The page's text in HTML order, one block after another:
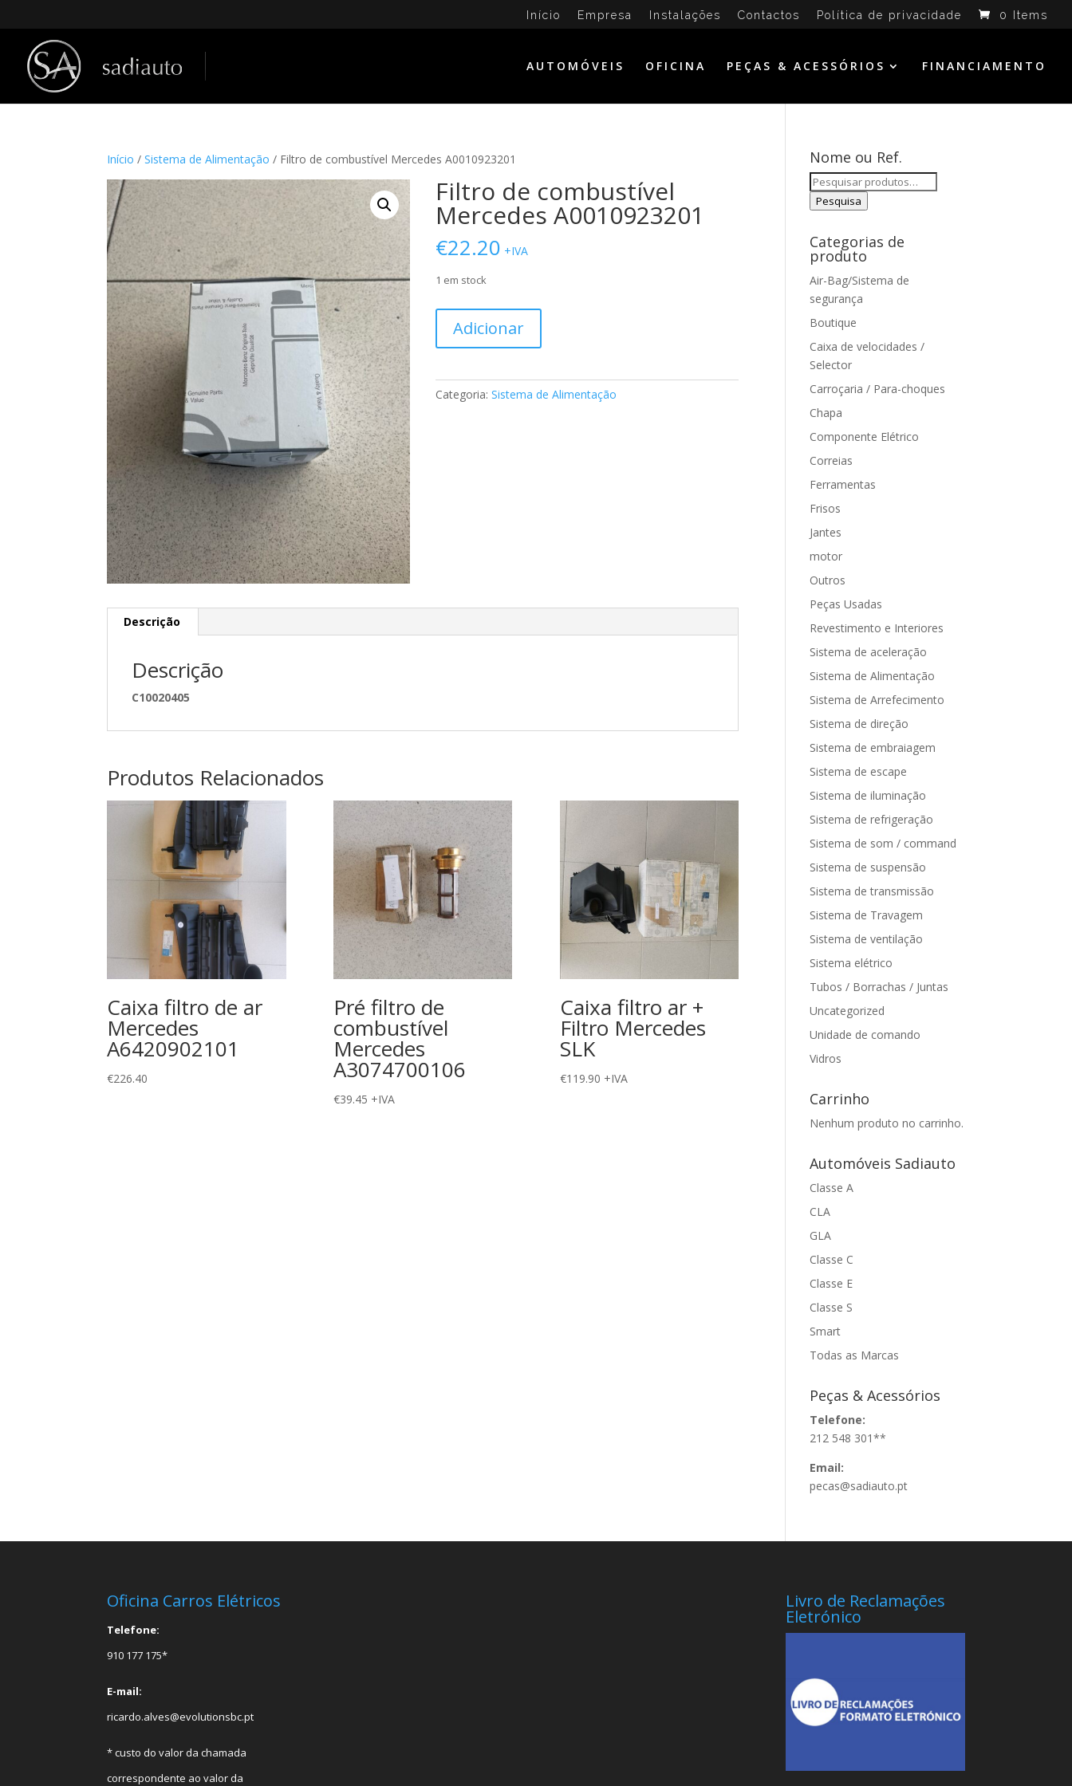
Início Empresa Instalações Contactos Política de privacidade 0 Items
AUTOMÓVEIS OFICINA PEÇAS & ACESSÓRIOS FINANCIAMENTO
Início /Sistema de Alimentação / Filtro de combustível Mercedes A0010923201
Filtro de combustível
Mercedes A0010923201
€22.20 +IVA
1 em stock
Filtro
combustível
Adicionar
Categoria:Sistema de Alimentação
Descrição
Descrição
C10020405
Produtos Relacionados
Caixa filtro de ar
Mercedes
A6420902101
€226.40
Pré filtro de
combustível
Mercedes
A3074700106
€39.45 +IVA
Caixa filtro ar +
Filtro Mercedes
SLK
€119.90 +IVA
Nome ou Ref.
Pesquisar
por:
Pesquisa
Categorias de
produto
Air-Bag/Sistema de
segurança
Boutique
Caixa de velocidades /
Selector
Carroçaria / Para-choques
Chapa
Componente Elétrico
Correias
Ferramentas
Frisos
Jantes
motor
Outros
Peças Usadas
Revestimento e Interiores
Sistema de aceleração
Sistema de Alimentação
Sistema de Arrefecimento
Sistema de direção
Sistema de embraiagem
Sistema de escape
Sistema de iluminação
Sistema de refrigeração
Sistema de som / command
Sistema de suspensão
Sistema de transmissão
Sistema de Travagem
Sistema de ventilação
Sistema elétrico
Tubos / Borrachas / Juntas
Uncategorized
Unidade de comando
Vidros
Carrinho
Nenhum produto no carrinho.
Automóveis Sadiauto
Classe A
CLA
GLA
Classe C
Classe E
Classe S
Smart
Todas as Marcas
Peças & Acessórios
Telefone:
212 548 301**
Email:
pecas@sadiauto.pt
Oficina Carros Elétricos
Telefone:
910 177 175*
E-mail:
ricardo.alves@evolutionsbc.pt
* custo do valor da chamada
correspondente ao valor da
Livro de Reclamações
Eletrónico